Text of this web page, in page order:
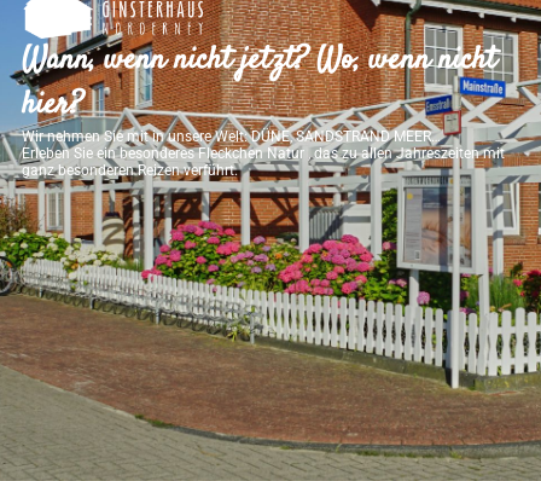
Wann, wenn nicht jetzt? Wo, wenn nicht
hier?
Wir nehmen Sie mit in unsere Welt: DÜNE, SANDSTRAND MEER…
Erleben Sie ein besonderes Fleckchen Natur , das zu allen Jahreszeiten mit
ganz besonderen Reizen verführt.